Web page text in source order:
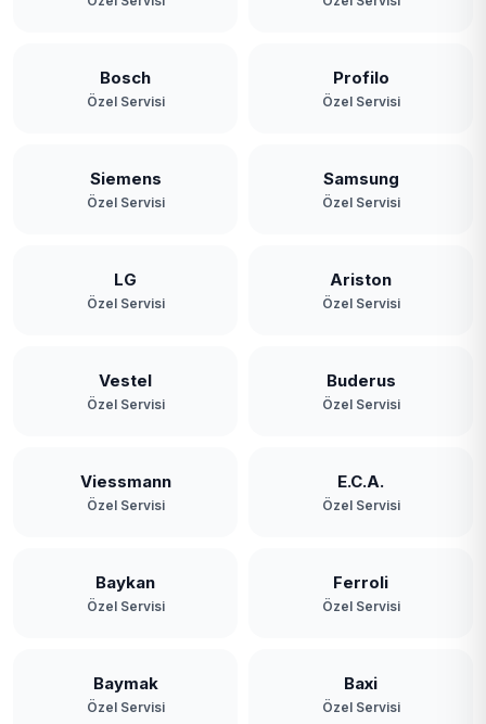
Bosch
Özel Servisi
Profilo
Özel Servisi
Siemens
Özel Servisi
Samsung
Özel Servisi
LG
Özel Servisi
Ariston
Özel Servisi
Vestel
Özel Servisi
Buderus
Özel Servisi
Viessmann
Özel Servisi
E.C.A.
Özel Servisi
Baykan
Özel Servisi
Ferroli
Özel Servisi
Baymak
Özel Servisi
Baxi
Özel Servisi